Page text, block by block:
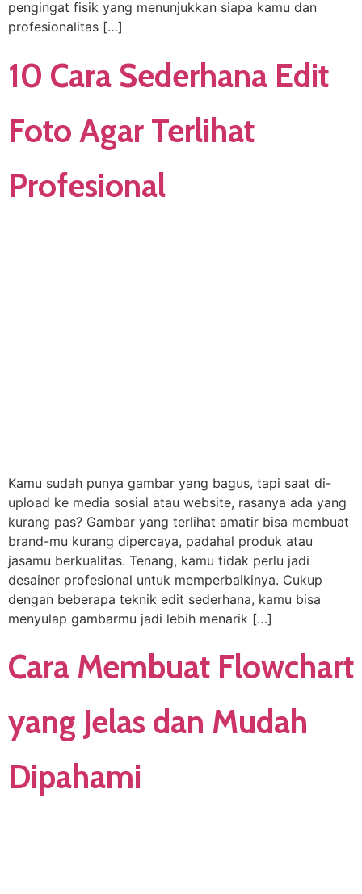
pengingat fisik yang menunjukkan siapa kamu dan
profesionalitas […]
10 Cara Sederhana Edit
Foto Agar Terlihat
Profesional
Kamu sudah punya gambar yang bagus, tapi saat di-
upload ke media sosial atau website, rasanya ada yang
kurang pas? Gambar yang terlihat amatir bisa membuat
brand-mu kurang dipercaya, padahal produk atau
jasamu berkualitas. Tenang, kamu tidak perlu jadi
desainer profesional untuk memperbaikinya. Cukup
dengan beberapa teknik edit sederhana, kamu bisa
menyulap gambarmu jadi lebih menarik […]
Cara Membuat Flowchart
yang Jelas dan Mudah
Dipahami